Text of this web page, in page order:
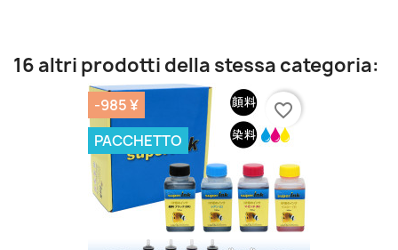
16 altri prodotti della stessa categoria:
-985 ¥
PACCHETTO
favorite_border